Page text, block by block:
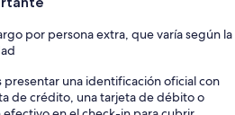
por persona extra, que varía según la
presentar una identificación oficial con
de crédito, una tarjeta de débito o